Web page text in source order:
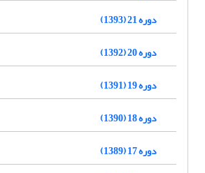
دوره 21 (1393)
دوره 20 (1392)
دوره 19 (1391)
دوره 18 (1390)
دوره 17 (1389)